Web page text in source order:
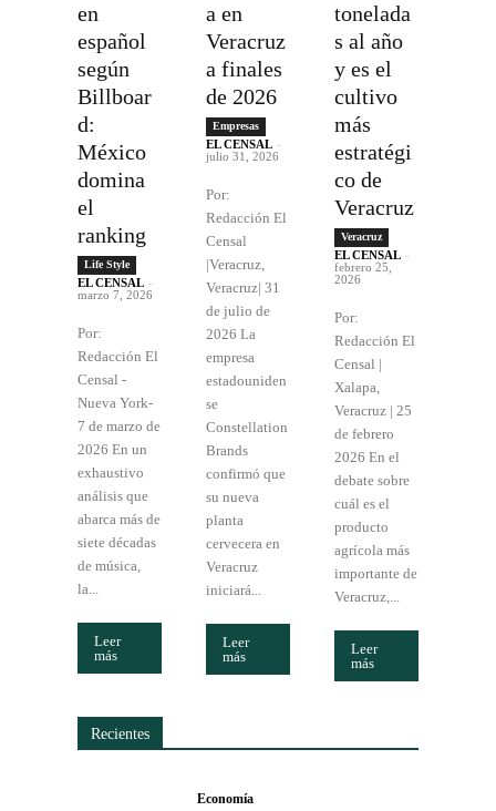
en
español
según
Billboar
d:
México
domina
el
ranking
Life Style
EL CENSAL -
marzo 7, 2026
Por:
Redacción El
Censal -
Nueva York-
7 de marzo de
2026 En un
exhaustivo
análisis que
abarca más de
siete décadas
de música,
la...
Leer
más
a en
Veracruz
a finales
de 2026
Empresas
EL CENSAL -
julio 31, 2026
Por:
Redacción El
Censal
|Veracruz,
Veracruz| 31
de julio de
2026 La
empresa
estadouniden
se
Constellation
Brands
confirmó que
su nueva
planta
cervecera en
Veracruz
iniciará...
Leer
más
tonelada
s al año
y es el
cultivo
más
estratégi
co de
Veracruz
Veracruz
EL CENSAL -
febrero 25,
2026
Por:
Redacción El
Censal |
Xalapa,
Veracruz | 25
de febrero
2026 En el
debate sobre
cuál es el
producto
agrícola más
importante de
Veracruz,...
Leer
más
Recientes
Economía